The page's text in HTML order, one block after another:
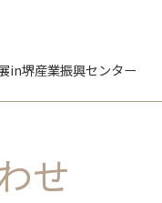
in堺産業振興センター
せ